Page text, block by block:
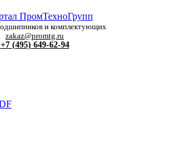
и комплектующих
zakaz@promtg.ru
+7 (495) 649-62-94